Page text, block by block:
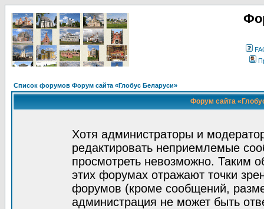
Список форумов Форум сайта «Глобус Беларуси»
Форум сайта
Хотя администраторы и
редактировать неприемлемые
просмотреть невозможно. Таким
этих форумах отражают точки
форумов (кроме сообщений,
администрация не может быть